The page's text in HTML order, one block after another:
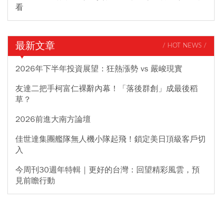
看
最新文章 / HOT NEWS /
2026年下半年投資展望：狂熱漲勢 vs 嚴峻現實
友達二把手柯富仁裸辭內幕！「落後群創」成最後稻
草？
2026前進大南方論壇
佳世達集團艦隊無人機小隊起飛！鎖定美日頂級客戶切
入
今周刊30週年特輯｜更好的台灣：回望精彩風雲，預
見前瞻行動